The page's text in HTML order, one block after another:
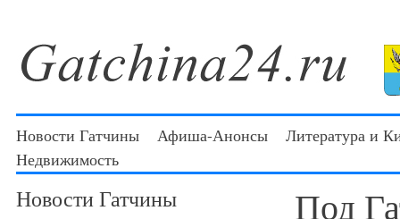
Новости Гатчины Афиша-Анонсы
Литература и
Недвижимость
Новости Гатчины
Под